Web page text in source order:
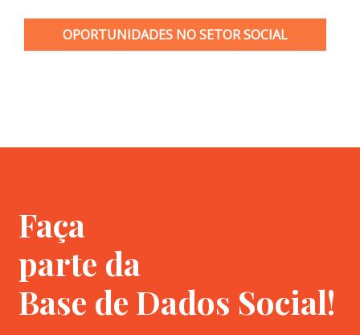
OPORTUNIDADES NO SETOR SOCIAL
Faça
parte da
Base de Dados Social!